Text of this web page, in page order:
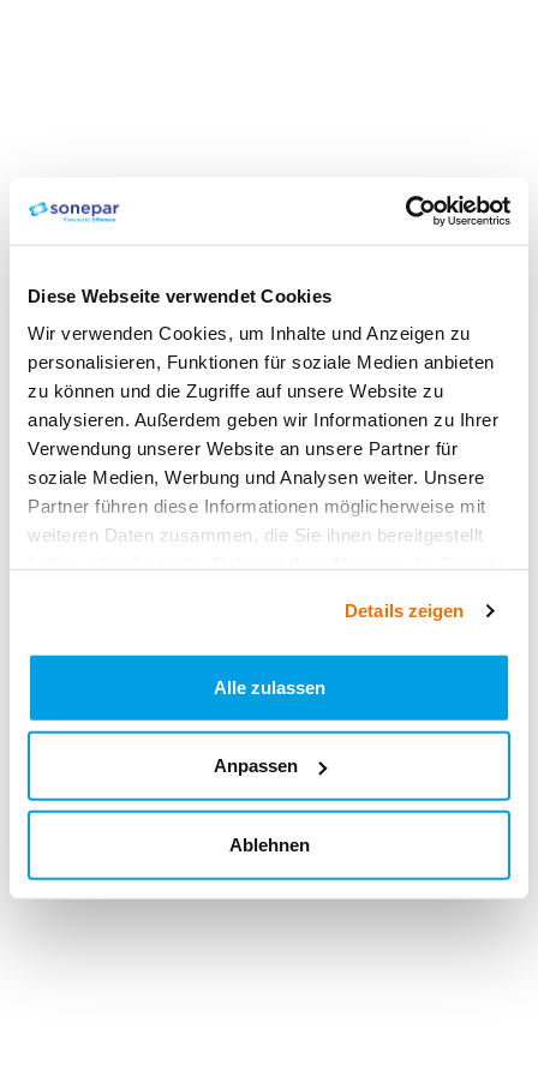
Diese Webseite verwendet Cookies
Wir verwenden Cookies, um Inhalte und Anzeigen zu
personalisieren, Funktionen für soziale Medien anbieten
zu können und die Zugriffe auf unsere Website zu
analysieren. Außerdem geben wir Informationen zu Ihrer
Verwendung unserer Website an unsere Partner für
soziale Medien, Werbung und Analysen weiter. Unsere
Partner führen diese Informationen möglicherweise mit
weiteren Daten zusammen, die Sie ihnen bereitgestellt
Details zeigen
Alle zulassen
Anpassen
Ablehnen